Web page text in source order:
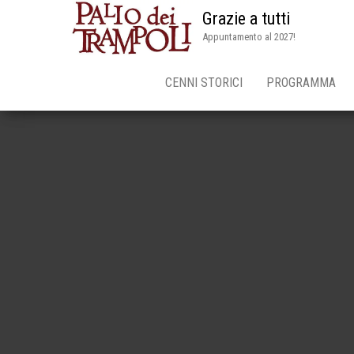
Grazie a tutti
Appuntamento al 2027!
CENNI STORICI PROGRAMMA